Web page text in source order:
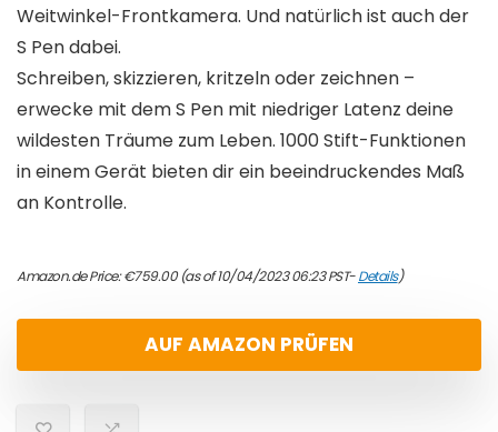
Weitwinkel-Frontkamera. Und natürlich ist auch der
S Pen dabei.
Schreiben, skizzieren, kritzeln oder zeichnen –
erwecke mit dem S Pen mit niedriger Latenz deine
wildesten Träume zum Leben. 1000 Stift-Funktionen
in einem Gerät bieten dir ein beeindruckendes Maß
an Kontrolle.
Amazon.de Price:€759.00(as of 10/04/2023 06:23 PST-Details)
AUF AMAZON PRÜFEN